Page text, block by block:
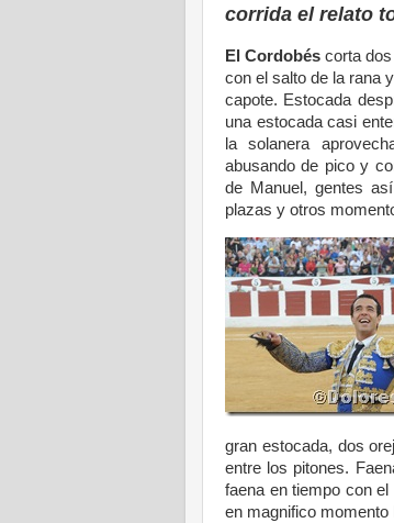
corrida el relato
El Cordobés corta
con el salto de la rana
capote. Estocada
una estocada casi
la solanera
abusando de pico y
de Manuel, gentes
plazas y otros
gran estocada, dos
entre los pitones.
faena en tiempo con
en magnifico